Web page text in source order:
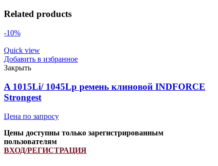
Related products
-10%
Quick view
Добавить в избранное
Закрыть
A 1015Li/ 1045Lp ремень клиновой INDFORCE
Strongest
Цена по запросу
Цены доступны только зарегистрированным
пользователям
ВХОД/РЕГИСТРАЦИЯ